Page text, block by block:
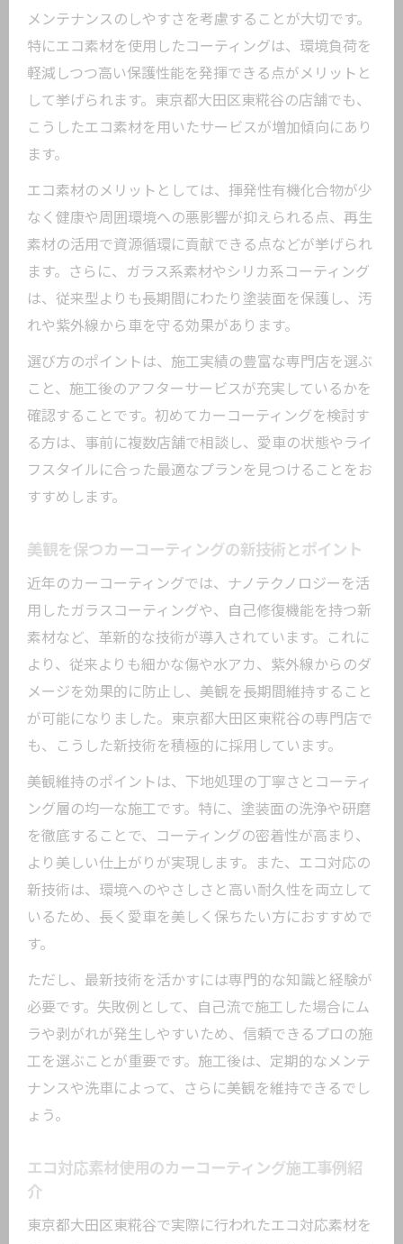
メンテナンスのしやすさを考慮することが大切です。
特にエコ素材を使用したコーティングは、環境負荷を
軽減しつつ高い保護性能を発揮できる点がメリットと
して挙げられます。東京都大田区東糀谷の店舗でも、
こうしたエコ素材を用いたサービスが増加傾向にあり
ます。
エコ素材のメリットとしては、揮発性有機化合物が少
なく健康や周囲環境への悪影響が抑えられる点、再生
素材の活用で資源循環に貢献できる点などが挙げられ
ます。さらに、ガラス系素材やシリカ系コーティング
は、従来型よりも長期間にわたり塗装面を保護し、汚
れや紫外線から車を守る効果があります。
選び方のポイントは、施工実績の豊富な専門店を選ぶ
こと、施工後のアフターサービスが充実しているかを
確認することです。初めてカーコーティングを検討す
る方は、事前に複数店舗で相談し、愛車の状態やライ
フスタイルに合った最適なプランを見つけることをお
すすめします。
美観を保つカーコーティングの新技術とポイント
近年のカーコーティングでは、ナノテクノロジーを活
用したガラスコーティングや、自己修復機能を持つ新
素材など、革新的な技術が導入されています。これに
より、従来よりも細かな傷や水アカ、紫外線からのダ
メージを効果的に防止し、美観を長期間維持すること
が可能になりました。東京都大田区東糀谷の専門店で
も、こうした新技術を積極的に採用しています。
美観維持のポイントは、下地処理の丁寧さとコーティ
ング層の均一な施工です。特に、塗装面の洗浄や研磨
を徹底することで、コーティングの密着性が高まり、
より美しい仕上がりが実現します。また、エコ対応の
新技術は、環境へのやさしさと高い耐久性を両立して
いるため、長く愛車を美しく保ちたい方におすすめで
す。
ただし、最新技術を活かすには専門的な知識と経験が
必要です。失敗例として、自己流で施工した場合にム
ラや剥がれが発生しやすいため、信頼できるプロの施
工を選ぶことが重要です。施工後は、定期的なメンテ
ナンスや洗車によって、さらに美観を維持できるでし
ょう。
エコ対応素材使用のカーコーティング施工事例紹
介
東京都大田区東糀谷で実際に行われたエコ対応素材を